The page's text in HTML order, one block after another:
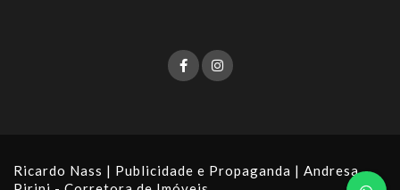
Ricardo Nass | Publicidade e Propaganda | Andresa